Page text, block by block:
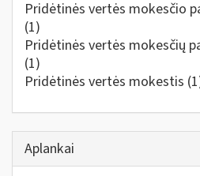
Pridėtinės vertės mokesčio
(1)
Pridėtinės vertės mokesčių
(1)
Pridėtinės vertės mokestis
Aplankai